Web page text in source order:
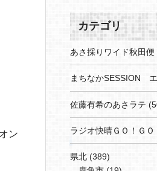
ン
カテゴリ
あさ採りワイド秋田便
まちなかSESSION
佐藤有希のあさラテ
ラジオ快晴ＧＯ！ＧＯ
県北 (389)